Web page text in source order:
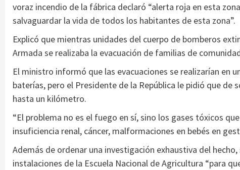
voraz incendio de la fábrica declaró “alerta roja en esta
salvaguardar la vida de todos los habitantes de esta zona”.
Explicó que mientras unidades del cuerpo de bomberos
Armada se realizaba la evacuación de familias de
El ministro informó que las evacuaciones se realizarían en
baterías, pero el Presidente de la República le pidió que de
hasta un kilómetro.
“El problema no es el fuego en sí, sino los gases tóxicos
insuficiencia renal, cáncer, malformaciones en bebés en
Además de ordenar una investigación exhaustiva del
instalaciones de la Escuela Nacional de Agricultura “para